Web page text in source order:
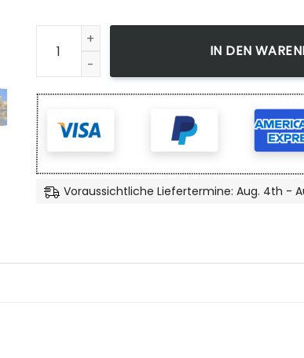
Blaue Reflexion - Leinwandbild Menge
IN DEN
Voraussichtliche Liefertermine: Aug. 4th -